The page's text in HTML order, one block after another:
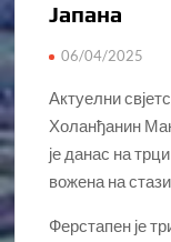
Јапана
06/04/2025
Актуелни
Холанђанин
је данас на
вожена на
Ферстапен је